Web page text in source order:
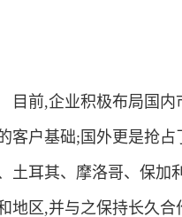
前,企业积极布局国内
客户基础;国外更是抢
土耳其、摩洛哥、保加
地区,并与之保持长久合